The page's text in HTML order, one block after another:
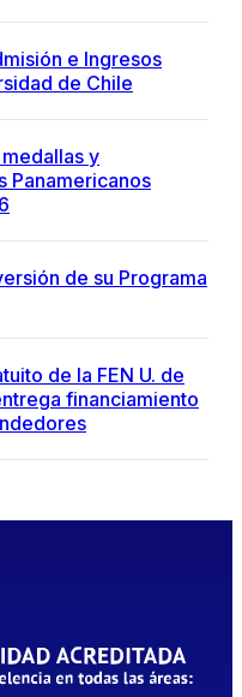
e Ingresos
de Chile
y
Panamericanos
de su Programa
de la FEN U. de
financiamiento